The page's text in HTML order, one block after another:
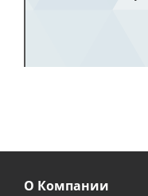
О Компании